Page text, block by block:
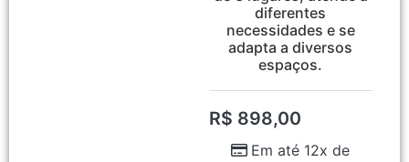
diferentes
necessidades e se
adapta a diversos
espaços.
R$ 898,00
Em até 12x de